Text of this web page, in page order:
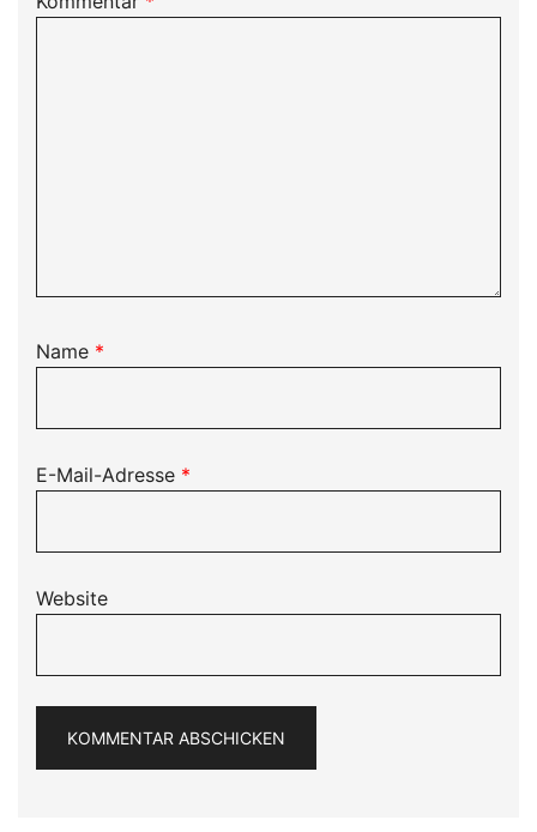
Name *
E-Mail-Adresse *
Website